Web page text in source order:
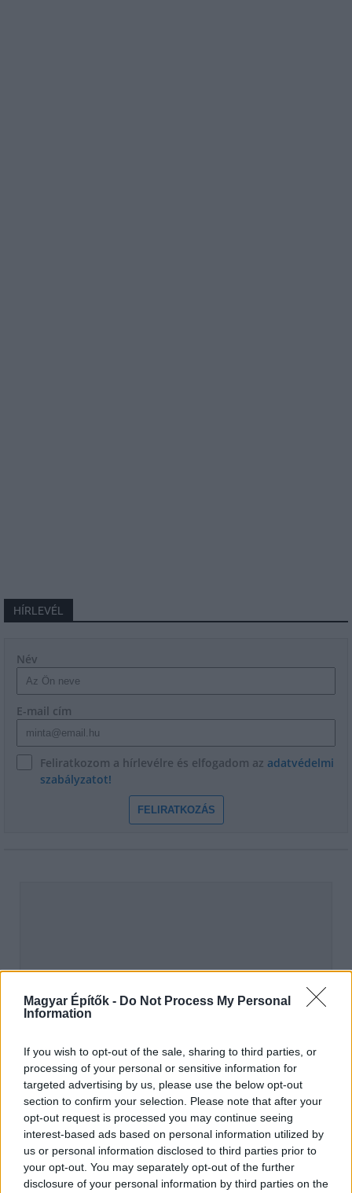
Magyar Építők - Do Not Process My Personal
Information
If you wish to opt-out of the sale, sharing to third parties, or
processing of your personal or sensitive information for
targeted advertising by us, please use the below opt-out
section to confirm your selection. Please note that after your
opt-out request is processed you may continue seeing
interest-based ads based on personal information utilized by
us or personal information disclosed to third parties prior to
your opt-out. You may separately opt-out of the further
disclosure of your personal information by third parties on the
HÍRLEVÉL
Név
E-mail cím
Feliratkozom a hírlevélre és elfogadom az adatvédelmi
szabályzatot!
FELIRATKOZÁS
hirdetés
AJÁNLÓ